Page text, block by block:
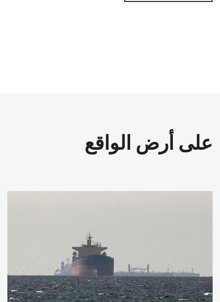
على أرض الواقع